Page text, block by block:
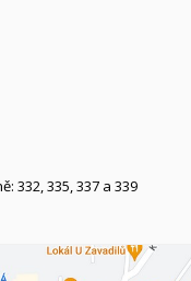
332, 335, 337 a 339